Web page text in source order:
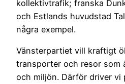
kollektivtrafik; franska
och Estlands huvudstad
några exempel.
Vänsterpartiet vill kraftigt
transporter och resor som
och miljön. Därför driver vi